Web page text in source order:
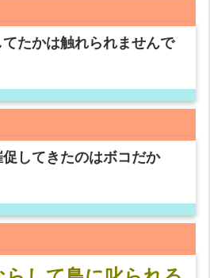
たかは触れられませんで
してきたのはボコだか